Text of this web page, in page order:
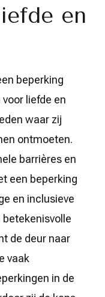
en
beperking
liefde en
waar zij
ontmoeten.
barrières en
een beperking
en inclusieve
de deur naar
vaak
in de